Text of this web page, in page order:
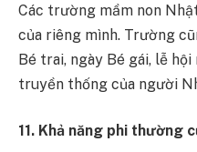
Các trường mầm non
của riêng mình. Trường
Bé trai, ngày Bé gái, lễ
truyền thống của người
11. Khả năng phi thường